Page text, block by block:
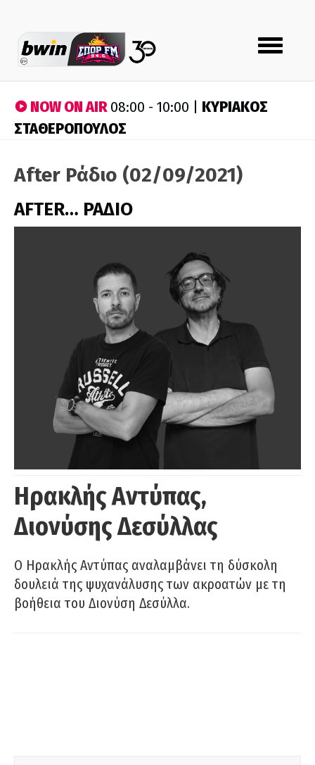
Toggle
navigation
NOW ON AIR08:00 - 10:00 | ΚΥΡΙΑΚΟΣ
ΣΤΑΘΕΡΟΠΟΥΛΟΣ
After Ράδιο (02/09/2021)
AFTER… ΡΑΔΙΟ
Ηρακλής Αντύπας,
Διονύσης Δεσύλλας
Ο Ηρακλής Αντύπας αναλαμβάνει τη δύσκολη
δουλειά της ψυχανάλυσης των ακροατών με τη
βοήθεια του Διονύση Δεσύλλα.